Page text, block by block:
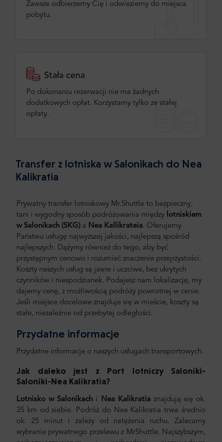
Zawsze odbierzemy Cię i odwieziemy do miejsca
pobytu.
Stała cena
Po dokonaniu rezerwacji nie ma żadnych
dodatkowych opłat. Korzystamy tylko ze stałej
opłaty.
Transfer z lotniska w Salonikach do Nea
Kalikratia
Prywatny transfer lotniskowy Mr.Shuttle to bezpieczny,
tani i wygodny sposób podróżowania między lotniskiem
w Salonikach (SKG) a Nea Kallikrateia. Oferujemy
Państwu usługę najwyższej jakości, najlepszą spośród
najlepszych. Dążymy również do tego, aby być
przystępnym cenowo i rozumieć znaczenie przejrzystości.
Koszty naszych usług są jasne i uczciwe, bez ukrytych
czynników i niespodzianek. Podajesz nam lokalizację, my
dajemy cenę, z możliwością podróży powrotnej w cenie.
Jeśli miejsce docelowe znajduje się w mieście, koszty są
stałe, niezależnie od przebytej odległości.
Przydatne informacje
Przydatne informacje o naszych usługach transportowych.
Jak daleko jest z Port lotniczy Saloniki-
Saloniki-Nea Kalikratia?
Lotnisko w Salonikach i Nea Kalikratia znajdują się ok.
35 km od siebie. Podróż do Nea Kalikratia trwa średnio
ok. 25 minut i zależy od natężenia ruchu. Zalecamy
wybranie prywatnego przelewu z MrShuttle. Najszybszym,